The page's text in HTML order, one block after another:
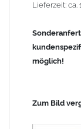
Lieferzeit: ca.
möglich!
Zum Bild